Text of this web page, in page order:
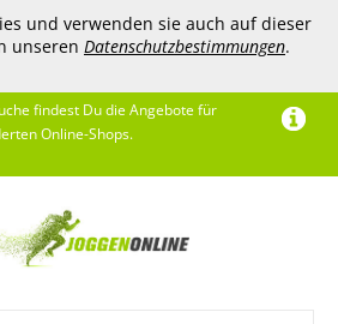
und verwenden sie auch auf dieser
unseren Datenschutzbestimmungen.
findest Du die Angebote für
Online-Shops.